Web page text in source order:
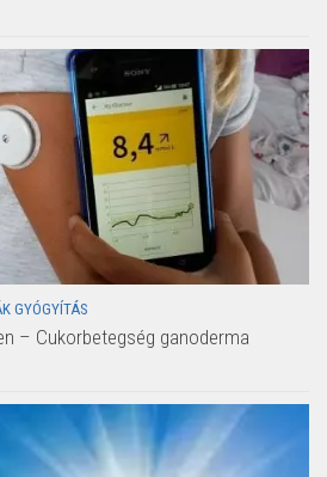
GYÓGYÍTÁS
– Cukorbetegség ganoderma